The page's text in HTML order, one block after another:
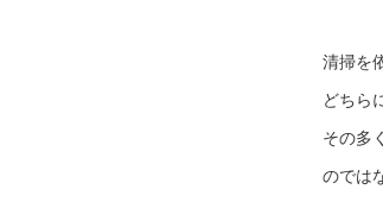
清掃を
どちら
その多
のでは